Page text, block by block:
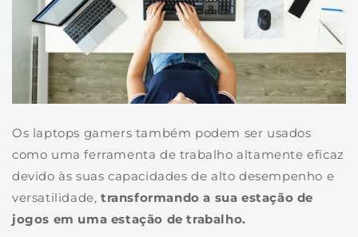
Os laptops gamers também podem ser usados
como uma ferramenta de trabalho altamente eficaz
devido às suas capacidades de alto desempenho e
versatilidade, transformando a sua estação de
jogos em uma estação de trabalho.